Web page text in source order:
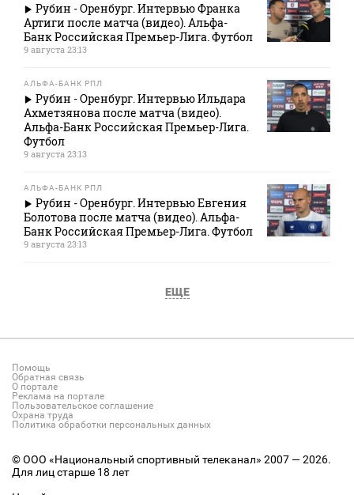
Рубин - Оренбург. Интервью Франка
Артиги после матча (видео). Альфа-
Банк Российская Премьер-Лига. Футбол
9 августа 23:13
АЛЬФА-БАНК РПЛ
Рубин - Оренбург. Интервью Ильдара
Ахметзянова после матча (видео).
Альфа-Банк Российская Премьер-Лига.
Футбол
9 августа 23:13
АЛЬФА-БАНК РПЛ
Рубин - Оренбург. Интервью Евгения
Болотова после матча (видео). Альфа-
Банк Российская Премьер-Лига. Футбол
9 августа 23:13
ЕЩЕ
Помощь
Обратная связь
О портале
Реклама на портале
Пользовательское соглашение
Охрана труда
Политика обработки персональных данных
© ООО «Национальный спортивный телеканал» 2007 — 2026.
Для лиц старше 18 лет